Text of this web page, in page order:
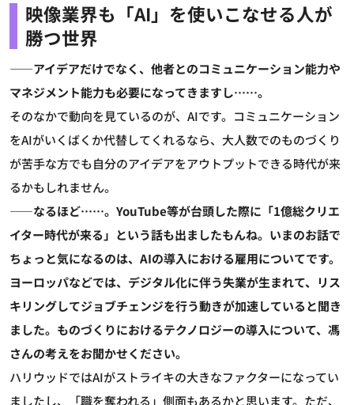
映像業界も「AI」を使いこなせる人が
勝つ世界
――アイデアだけでなく、他者とのコミュニケーション能力や
マネジメント能力も必要になってきますし……。
そのなかで動向を見ているのが、AIです。コミュニケーション
をAIがいくばくか代替してくれるなら、大人数でのものづくり
が苦手な方でも自分のアイデアをアウトプットできる時代が来
るかもしれません。
――なるほど……。YouTube等が台頭した際に「1億総クリエ
イター時代が来る」という話も出ましたもんね。いまのお話で
ちょっと気になるのは、AIの導入における雇用についてです。
ヨーロッパなどでは、デジタル化に伴う失業が生まれて、リス
キリングしてジョブチェンジを行う動きが加速していると聞き
ました。ものづくりにおけるテクノロジーの導入について、馮
さんの考えをお聞かせください。
ハリウッドではAIがストライキの大きなファクターになってい
ましたし、「職を奪われる」側面もあるかと思います。ただ、